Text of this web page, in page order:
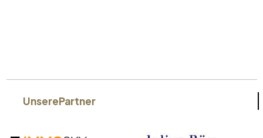
UnserePartner